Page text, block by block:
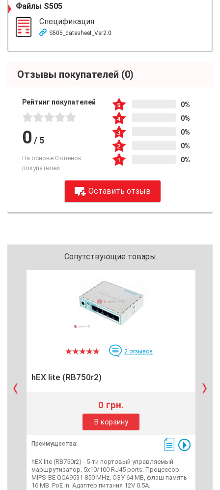
Файлы S505
Спецификация
S505_datesheet_Ver2.0
Отзывы покупателей (0)
Рейтинг покупателей
0 / 5
На основе 0 оценок
покупателей
0%
0%
0%
0%
0%
Оставить отзыв
Сопутствующие товары
2 отзывов
hEX lite (RB750r2)
0 грн.
В корзину
Преимущества:
hEX lite (RB750r2) - 5-ти портовый управляемый
маршрутизатор. 5х10/100 RJ45 ports. Процессор
MIPS-BE QCA9531 850 MHz, ОЗУ 64 MB, флэш память
16 MB. PoE in. Адаптер питания 12V 0.5A.